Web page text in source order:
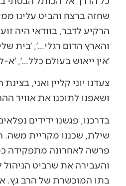
שחזה ברצח והביט עלינו
הרקיע לדבר, בוודאי היה
והארץ הדום רגלי…׳, ׳בית
׳אין ייאוש בעולם כלל…׳,
צעדנו יוני קליין ואני,
ושאפנו לתוכנו את אוויר
בדרכנו, פגשנו ידידים
שילת, שכננו מקריית משה.
פרשה לאחרונה מתפקידה
והעבירה את שרביט הניהול
בתו המוכשרת של הרב גץ.